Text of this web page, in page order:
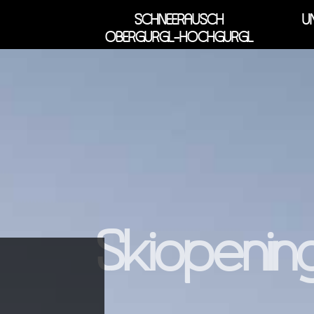
SCHNEERAUSCH
OBERGURGL-HOCHGURGL